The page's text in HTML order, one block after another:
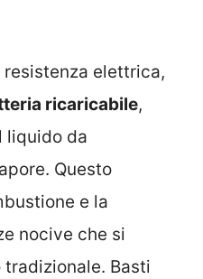
resistenza elettrica,
ricaricabile,
liquido da
Questo
e la
nocive che si
Basti